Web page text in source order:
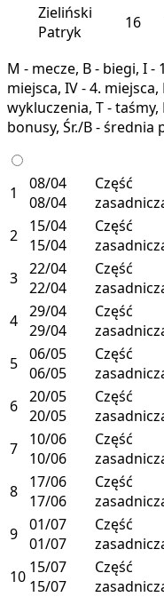
Zieliński
Patryk
16
M - mecze, B - biegi, I -
miejsca, IV - 4.
wykluczenia, T -
bonusy, Śr./B -
1
08/04
08/04
Część
2
15/04
15/04
Część
3 22/04
22/04
Część
4 29/04
29/04
Część
5 06/05
06/05
Część
6 20/05
20/05
Część
7
10/06
10/06
Część
8
17/06
17/06
Część
9 01/07
01/07
Część
10 15/07
15/07
Część